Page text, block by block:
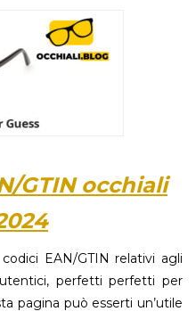
GTIN occhiali
EAN/GTIN relativi agli
perfetti perfetti per
pagina può esserti un’utile